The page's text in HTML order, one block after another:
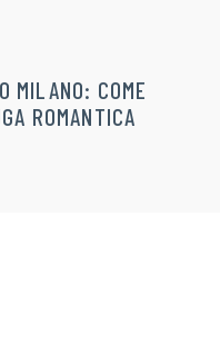
MILANO: COME
ROMANTICA